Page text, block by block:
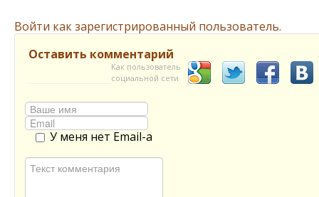
Войти как зарегистрированный пользователь.
Оставить комментарий
Как пользователь
социальной сети
У меня нет Email-а